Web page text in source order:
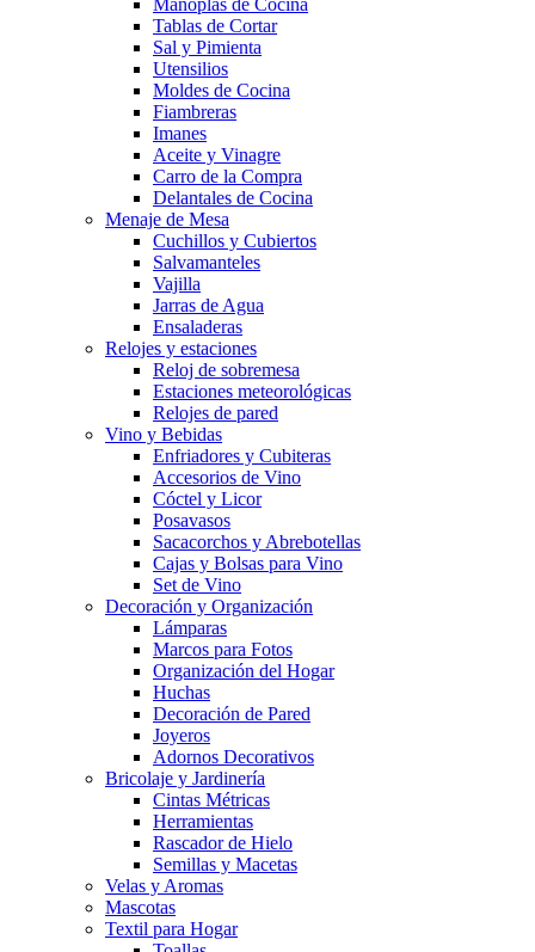
Tablas de Cortar
Sal y Pimienta
Utensilios
Moldes de Cocina
Fiambreras
Imanes
Aceite y Vinagre
Carro de la Compra
Delantales de Cocina
Menaje de Mesa
Cuchillos y Cubiertos
Salvamanteles
Vajilla
Jarras de Agua
Ensaladeras
Relojes y estaciones
Reloj de sobremesa
Estaciones meteorológicas
Relojes de pared
Vino y Bebidas
Enfriadores y Cubiteras
Accesorios de Vino
Cóctel y Licor
Posavasos
Sacacorchos y Abrebotellas
Cajas y Bolsas para Vino
Set de Vino
Decoración y Organización
Lámparas
Marcos para Fotos
Organización del Hogar
Huchas
Decoración de Pared
Joyeros
Adornos Decorativos
Bricolaje y Jardinería
Cintas Métricas
Herramientas
Rascador de Hielo
Semillas y Macetas
Velas y Aromas
Mascotas
Textil para Hogar